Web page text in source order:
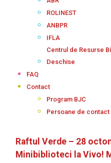
ROLINEST
ANBPR
IFLA
Centrul de Resurse
Deschise
FAQ
Contact
Program BJC
Persoane de contact
Raftul Verde – 28
Minibiblioteci la Vivo!